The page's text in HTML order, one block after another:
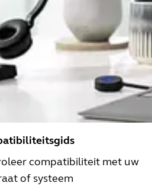
compatibiliteit met uw
of systeem